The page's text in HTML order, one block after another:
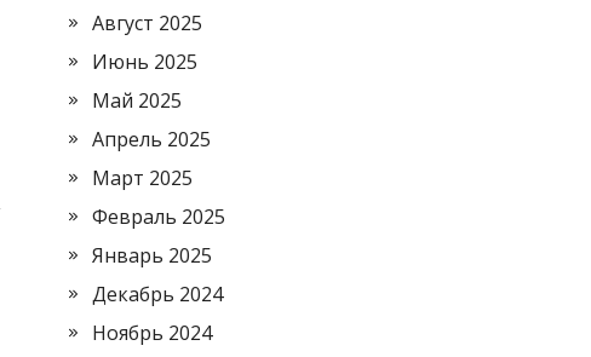
Август 2025
Июнь 2025
Май 2025
Апрель 2025
Март 2025
Февраль 2025
Январь 2025
Декабрь 2024
Ноябрь 2024